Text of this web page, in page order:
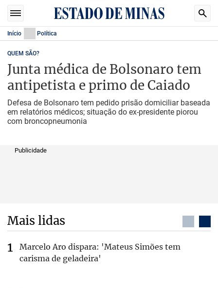
Início Política
QUEM SÃO?
Junta médica de Bolsonaro tem
antipetista e primo de Caiado
Defesa de Bolsonaro tem pedido prisão domiciliar baseada
em relatórios médicos; situação do ex-presidente piorou
com broncopneumonia
Publicidade
Mais lidas
Marcelo Aro dispara: 'Mateus Simões tem
carisma de geladeira'